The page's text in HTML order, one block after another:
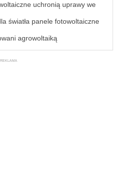
uchronią uprawy we
światła panele fotowoltaiczne
agrowoltaiką
REKLAMA